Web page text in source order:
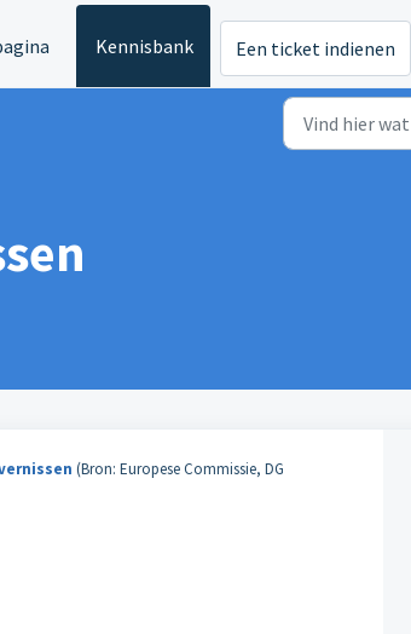
Kennisbank Een ticket indienen
(Bron: Europese Commissie, DG